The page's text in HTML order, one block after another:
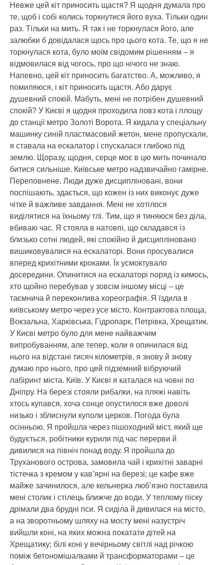
Невже цей кіт приносить щастя? Я щодня думала про
те, щоб і собі колись торкнутися його вуха. Тільки один
раз. Тільки на мить. Я так і не торкнулася його, але
залюбки б довідалася щось про цього кота. Те, що я не
торкнулася кота, було моїм свідомим рішенням – я
відмовилася від чогось, про що нічого не знаю.
Напевно, цей кіт приносить багатство. А, можливо, я
помиляюся, і кіт приносить щастя. Або дарує
душевний спокій. Мабуть, мені не потрібен душевний
спокій? У Києві я щодня проходила повз кота і площу
до станції метро Золоті Ворота. Я кидала у спеціальну
машинку синій пластмасовий жетон, мене пропускали,
я ставала на ескалатор і спускалася глибоко під
землю. Щоразу, щодня, серце моє в цю мить починало
битися сильніше. Київське метро надзвичайно гамірне.
Переповнене. Люди дуже дисципліновані, вони
поспішають, здається, що кожен із них виконує дуже
чітке й важливе завдання. Мені не хотілося
виділятися на їхньому тлі. Тим, що я тиняюся без діла,
вбиваю час. Я стояла в натовпі, що складався із
близько сотні людей, які спокійно й дисципліновано
вишиковувалися на ескалаторі. Вони просувалися
вперед крихітними кроками. Їх усмоктувало
досередини. Опинитися на ескалаторі поряд із кимось,
хто щойно перебував у зовсім іншому місці – це
таємнича й переконлива хореографія. Я їздила в
київському метро через усе місто. Контрактова площа,
Вокзальна, Харківська, Гідропарк, Петрівка, Хрещатик.
У Києві метро було для мене найважчим
випробуванням, але тепер, коли я опинилася від
нього на відстані тисяч кілометрів, я знову й знову
думаю про нього, про цей підземний вібруючий
лабіринт міста. Київ. У Києві я каталася на човні по
Дніпру. На березі стояли рибалки, на пляжі навіть
хтось купався, хоча сонце опустилося вже доволі
низько і зблиснули куполи церков. Погода була
осінньою. Я пройшла через пішоходний міст, який ще
будується, робітники курили під час перерви й
дивилися на північ понад воду. Я пройшла до
Труханового острова, замовила чай і крихітні заварні
тістечка з кремом у кав’ярні на березі; це кафе вже
майже зачинилося, але кельнерка люб’язно поставила
мені столик і стілець ближче до води. У теплому піску
дрімали два брудні пси. Я сиділа й дивилася на місто,
а на зворотньому шляху на мосту мені назустріч
вийшли коні, на яких можна покатати дітей на
Хрещатику; білі коні у вечірньому світлі над річкою
поміж бетономішалками й трансформаторами – це